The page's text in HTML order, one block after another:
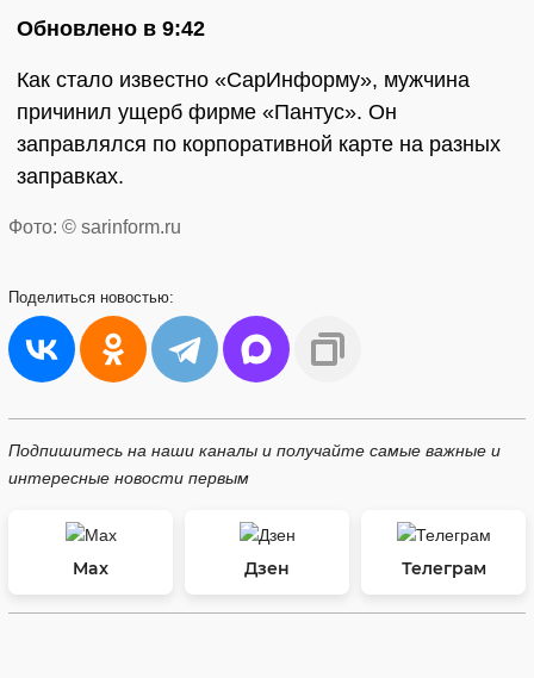
Обновлено в 9:42
Как стало известно «СарИнформу», мужчина
причинил ущерб фирме «Пантус». Он
заправлялся по корпоративной карте на разных
заправках.
Фото: © sarinform.ru
Поделиться новостью:
Подпишитесь на наши каналы и получайте самые важные и
интересные новости первым
Max Дзен Телеграм